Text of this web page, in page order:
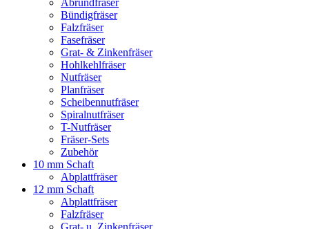
Abrundfräser
Bündigfräser
Falzfräser
Fasefräser
Grat- & Zinkenfräser
Hohlkehlfräser
Nutfräser
Planfräser
Scheibennutfräser
Spiralnutfräser
T-Nutfräser
Fräser-Sets
Zubehör
10 mm Schaft
Abplattfräser
12 mm Schaft
Abplattfräser
Falzfräser
Grat- u. Zinkenfräser